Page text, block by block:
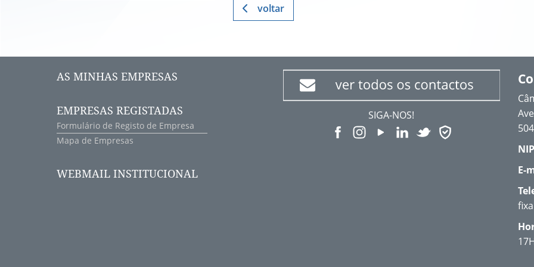
voltar
AS MINHAS EMPRESAS
EMPRESAS REGISTADAS
Formulário de Registo de Empresa
Mapa de Empresas
WEBMAIL INSTITUCIONAL
SIGA-NOS!
E-